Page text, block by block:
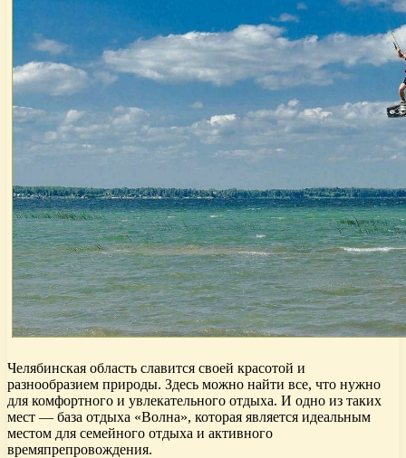
Челябинская область славится своей красотой и
разнообразием природы. Здесь можно найти все, что нужно
для комфортного и увлекательного отдыха. И одно из таких
мест — база отдыха «Волна», которая является идеальным
местом для семейного отдыха и активного
времяпрепровождения.